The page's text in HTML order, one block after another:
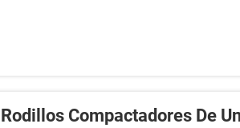
Rodillos Compactadores De